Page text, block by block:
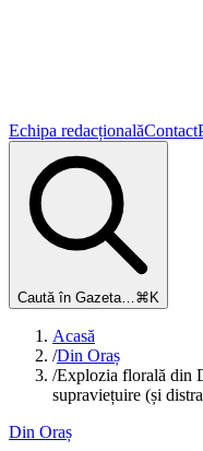
Echipa redacționalăContact
Caută în Gazeta…⌘K
Acasă
/Din Oraș
/Explozia florală din
supraviețuire (și
Din Oraș